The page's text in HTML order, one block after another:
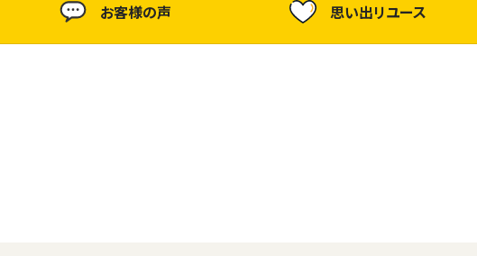
お客様の声 思い出リユース